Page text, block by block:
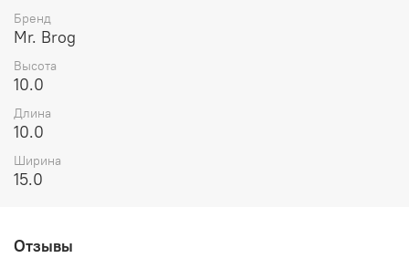
Бренд
Mr. Brog
Высота
10.0
Длина
10.0
Ширина
15.0
Отзывы